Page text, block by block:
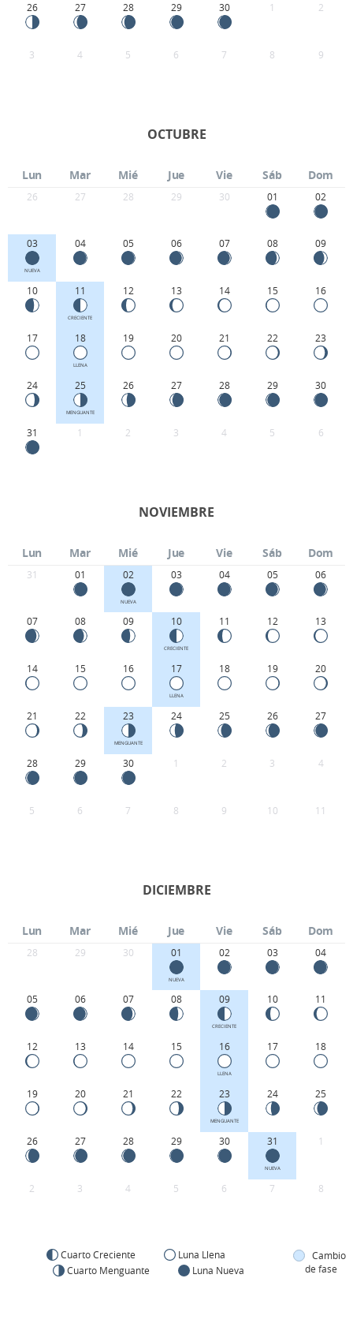
26 27 28 29 30 1 2
3 4 5 6 7 8 9
OCTUBRE
Lun Mar Mié Jue Vie Sáb Dom
26 27 28 29 30 01 02
03
NUEVA
04 05 06 07 08 09
10 11
CRECIENTE
12 13 14 15 16
17 18
LLENA
19 20 21 22 23
24 25
MENGUANTE
26 27 28 29 30
31 1 2 3 4 5 6
NOVIEMBRE
Lun Mar Mié Jue Vie Sáb Dom
31 01 02
NUEVA
03 04 05 06
07 08 09 10
CRECIENTE
11 12 13
14 15 16 17
LLENA
18 19 20
21 22 23
MENGUANTE
24 25 26 27
28 29 30 1 2 3 4
5 6 7 8 9 10 11
DICIEMBRE
Lun Mar Mié Jue Vie Sáb Dom
28 29 30 01
NUEVA
02 03 04
05 06 07 08 09
CRECIENTE
10 11
12 13 14 15 16
LLENA
17 18
19 20 21 22 23
MENGUANTE
24 25
26 27 28 29 30 31
NUEVA
1
2 3 4 5 6 7 8
Cuarto Creciente
Luna Llena
Cuarto Menguante
Luna Nueva
Cambio
de fase